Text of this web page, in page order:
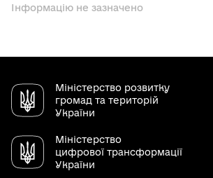
Інформацію не зазначено
Міністерство розвитку
громад та територій
України
Міністерство
цифрової трансформації
України